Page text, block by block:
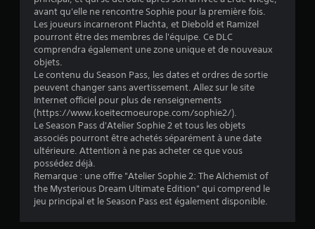
i
s
)
avant qu'elle ne rencontre Sophie pour la première fois.
Les joueurs incarneront Plachta, et Diebold et Ramizel
pourront être des membres de l'équipe. Ce DLC
comprendra également une zone unique et de nouveaux
objets.
Le contenu du Season Pass, les dates et ordres de sortie
peuvent changer sans avertissement. Allez sur le site
Internet officiel pour plus de renseignements
(https://www.koeitecmoeurope.com/sophie2/).
Le Season Pass d'Atelier Sophie 2 et tous les objets
associés pourront être achetés séparément à une date
ultérieure. Attention à ne pas acheter ce que vous
possédez déjà.
Remarque : une offre "Atelier Sophie 2: The Alchemist of
the Mysterious Dream Ultimate Edition" qui comprend le
jeu principal et le Season Pass est également disponible.